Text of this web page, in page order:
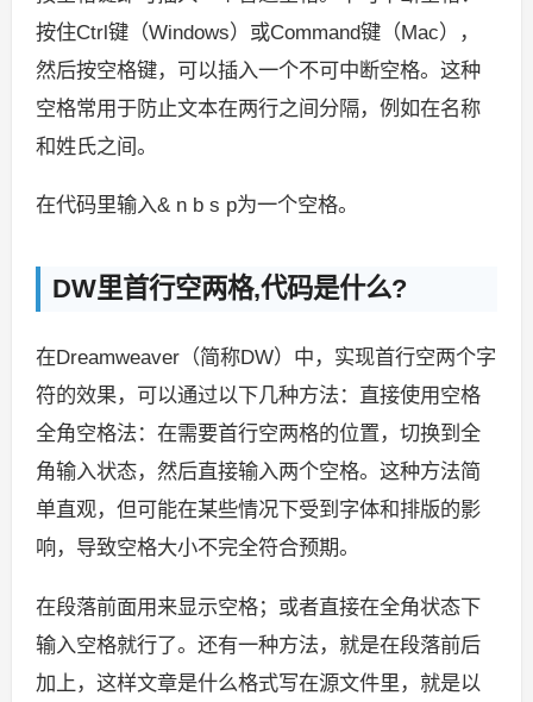
按住Ctrl键（Windows）或Command键（Mac），
然后按空格键，可以插入一个不可中断空格。这种
空格常用于防止文本在两行之间分隔，例如在名称
和姓氏之间。
在代码里输入& n b s p为一个空格。
DW里首行空两格,代码是什么?
在Dreamweaver（简称DW）中，实现首行空两个字
符的效果，可以通过以下几种方法：直接使用空格
全角空格法：在需要首行空两格的位置，切换到全
角输入状态，然后直接输入两个空格。这种方法简
单直观，但可能在某些情况下受到字体和排版的影
响，导致空格大小不完全符合预期。
在段落前面用来显示空格；或者直接在全角状态下
输入空格就行了。还有一种方法，就是在段落前后
加上，这样文章是什么格式写在源文件里，就是以